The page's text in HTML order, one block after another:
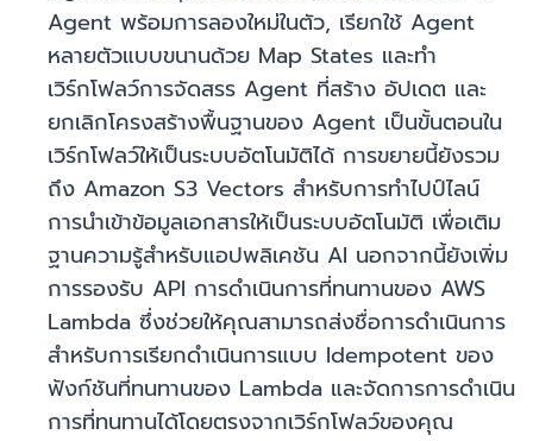
Agent พร้อมการลองใหม่ในตัว, เรียกใช้ Agent
หลายตัวแบบขนานด้วย Map States และทำ
เวิร์กโฟลว์การจัดสรร Agent ที่สร้าง อัปเดต และ
ยกเลิกโครงสร้างพื้นฐานของ Agent เป็นขั้นตอนใน
เวิร์กโฟลว์ให้เป็นระบบอัตโนมัติได้ การขยายนี้ยังรวม
ถึง Amazon S3 Vectors สำหรับการทำไปป์ไลน์
การนำเข้าข้อมูลเอกสารให้เป็นระบบอัตโนมัติ เพื่อเติม
ฐานความรู้สำหรับแอปพลิเคชัน AI นอกจากนี้ยังเพิ่ม
การรองรับ API การดำเนินการที่ทนทานของ AWS
Lambda ซึ่งช่วยให้คุณสามารถส่งชื่อการดำเนินการ
สำหรับการเรียกดำเนินการแบบ Idempotent ของ
ฟังก์ชันที่ทนทานของ Lambda และจัดการการดำเนิน
การที่ทนทานได้โดยตรงจากเวิร์กโฟลว์ของคุณ